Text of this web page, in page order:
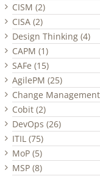
CISM (2)
CISA (2)
Design Thinking (4)
CAPM (1)
SAFe (15)
AgilePM (25)
Change
Cobit (2)
DevOps (26)
ITIL (75)
MoP (5)
MSP (8)